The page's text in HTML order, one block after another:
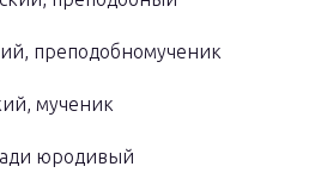
преподобномученик
мученик
юродивый